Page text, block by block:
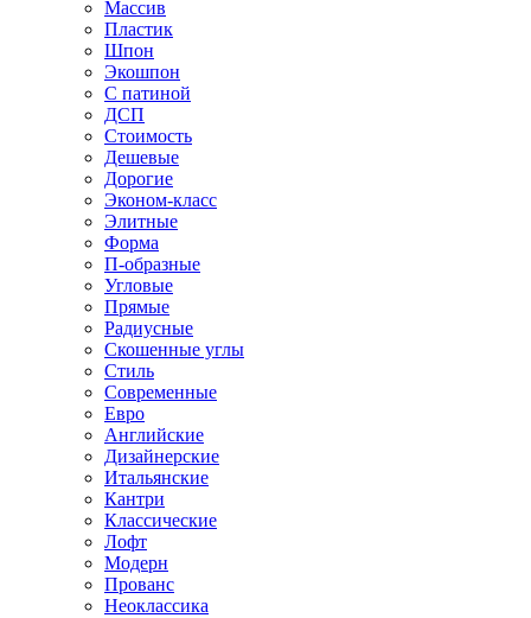
Массив
Пластик
Шпон
Экошпон
С патиной
ДСП
Стоимость
Дешевые
Дорогие
Эконом-класс
Элитные
Форма
П-образные
Угловые
Прямые
Радиусные
Скошенные углы
Стиль
Современные
Евро
Английские
Дизайнерские
Итальянские
Кантри
Классические
Лофт
Модерн
Прованс
Неоклассика